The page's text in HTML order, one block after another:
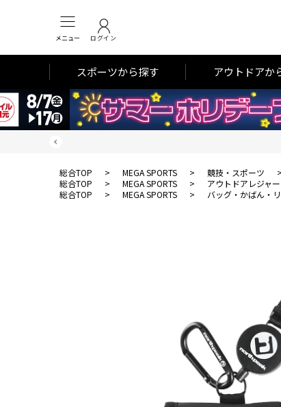
メニュー ログイン
スポーツから探す アウトドアか
総合TOP > MEGA SPORTS > 競技・スポーツ >
総合TOP
> MEGA SPORTS > アウトドアレジャー
総合TOP
> MEGA SPORTS > バッグ・かばん・